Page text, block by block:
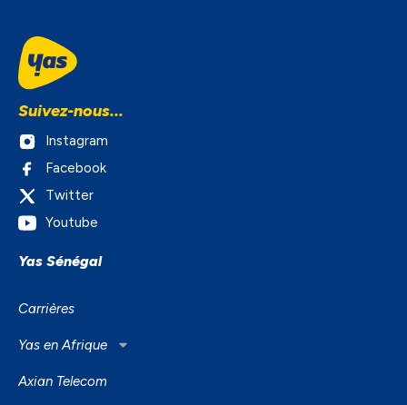
Suivez-nous...
Instagram
Facebook
Twitter
Youtube
Yas Sénégal
Carrières
Yas en Afrique
Axian Telecom